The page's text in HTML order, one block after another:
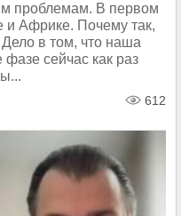
проблемам. В первом
и Африке. Почему так,
в том, что наша
сейчас как раз
612